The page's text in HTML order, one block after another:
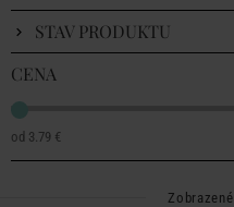
STAV PRODUKTU
CENA
3.79 €
Zobrazené